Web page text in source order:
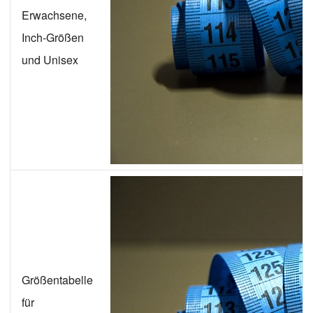
Erwachsene,
Inch-Größen
und Unisex
Größentabelle
für